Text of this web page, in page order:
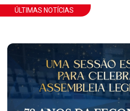
ÚLTIMAS NOTÍCIAS